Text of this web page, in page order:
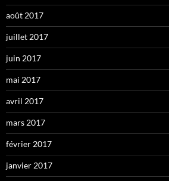
août 2017
juillet 2017
juin 2017
mai 2017
avril 2017
mars 2017
février 2017
janvier 2017